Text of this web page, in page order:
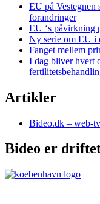
EU på Vestegnen
forandringer
EU ‘s påvirkning
Ny serie om EU i
Fanget mellem
I dag bliver hvert
Artikler
Bideo.dk – web-
Bideo er